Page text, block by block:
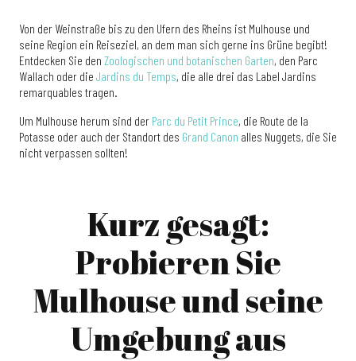
Von der Weinstraße bis zu den Ufern des Rheins ist Mulhouse und
seine Region ein Reiseziel, an dem man sich gerne ins Grüne begibt!
Entdecken Sie den Zoologischen und botanischen Garten, den Parc
Wallach oder die Jardins du Temps, die alle drei das Label Jardins
remarquables tragen.
Um Mulhouse herum sind der Parc du Petit Prince, die Route de la
Potasse oder auch der Standort des Grand Canon alles Nuggets, die Sie
nicht verpassen sollten!
Kurz gesagt:
Probieren Sie
Mulhouse und seine
Umgebung aus